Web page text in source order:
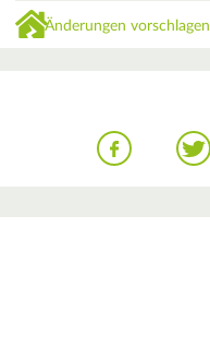
Änderungen vorschlagen